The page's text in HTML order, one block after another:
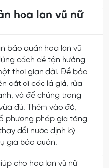
hoa lan vũ nữ
bảo quản hoa lan vũ
cách để tận hưởng
thời gian dài. Để bảo
cắt đi các lá giả, rửa
và để chúng trong
đủ. Thêm vào đó,
phương pháp gia tăng
đổi nước định kỳ
gia bảo quản.
cho hoa lan vũ nữ